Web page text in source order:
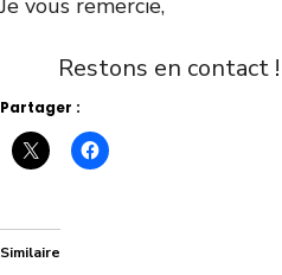
Je vous remercie,
Restons en contact !
Partager :
Similaire